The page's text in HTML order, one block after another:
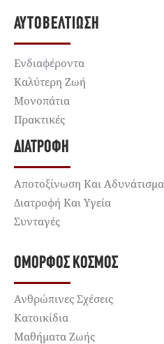
ΑΥΤΟΒΕΛΤΊΩΣΗ
Ενδιαφέροντα
Καλύτερη Ζωή
Μονοπάτια
Πρακτικές
ΔΙΑΤΡΟΦΉ
Αποτοξίνωση Και Αδυνάτισμα
Διατροφή Και Υγεία
Συνταγές
ΌΜΟΡΦΟΣ ΚΌΣΜΟΣ
Ανθρώπινες Σχέσεις
Κατοικίδια
Μαθήματα Ζωής